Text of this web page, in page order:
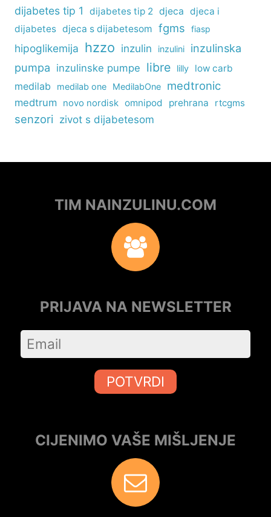
dijabetes tip 1 dijabetes tip 2 djeca djeca i
dijabetes djeca s dijabetesom fgms fiasp
hipoglikemija hzzo inzulin inzulini
inzulinska
pumpa inzulinske pumpe libre lilly low carb
medilab medilab one MedilabOne medtronic
medtrum novo nordisk omnipod prehrana rtcgms
senzori zivot s dijabetesom
TIM NAINZULINU.COM
PRIJAVA NA NEWSLETTER
POTVRDI
CIJENIMO VAŠE MIŠLJENJE